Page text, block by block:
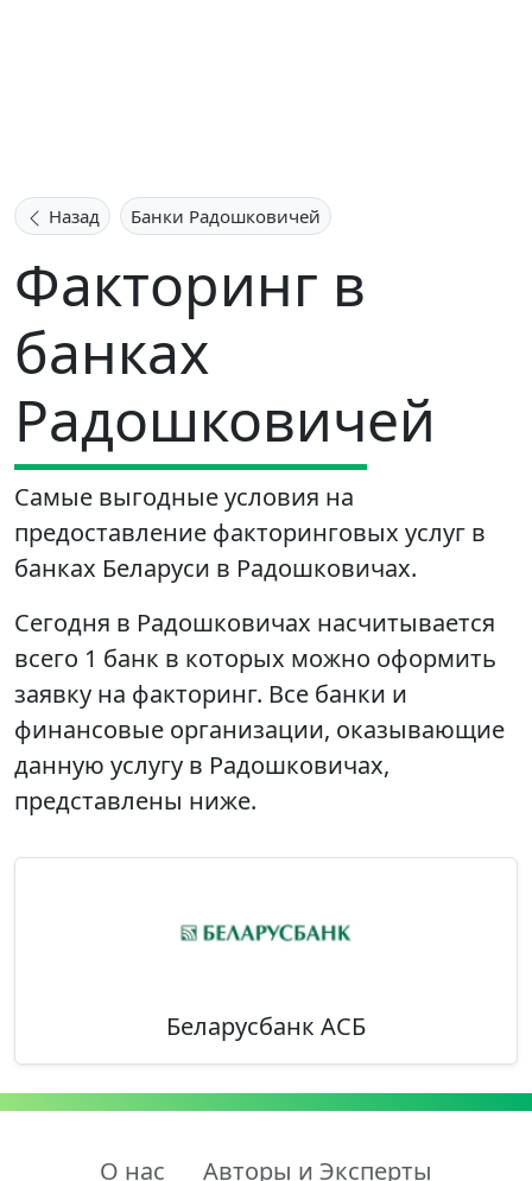
Назад Банки Радошковичей
Факторинг в
банках
Радошковичей
Самые выгодные условия на
предоставление факторинговых услуг в
банках Беларуси в Радошковичах.
Сегодня в Радошковичах насчитывается
всего 1 банк в которых можно оформить
заявку на факторинг. Все банки и
финансовые организации, оказывающие
данную услугу в Радошковичах,
представлены ниже.
Беларусбанк АСБ
О нас
Авторы и Эксперты